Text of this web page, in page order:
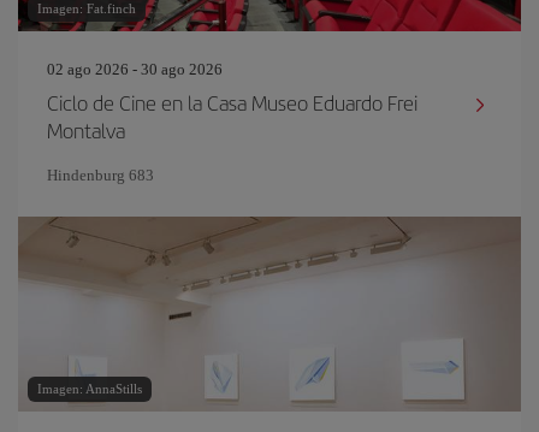
Imagen: Fat.finch
02 ago 2026 - 30 ago 2026
Ciclo de Cine en la Casa Museo Eduardo Frei
Montalva
Hindenburg 683
Imagen: AnnaStills